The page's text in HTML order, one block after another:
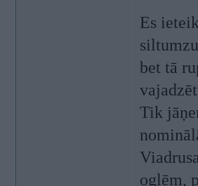
Es
bet tā
Tik
oglēm,